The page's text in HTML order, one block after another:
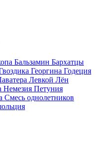
Бальзамин Бархатцы
Георгина Годеция
Левкой Лён
Немезия Петуния
Смесь однолетников